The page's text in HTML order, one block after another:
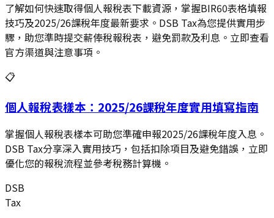
了解如何快速取得個人報稅表下載資源，掌握BIR60表格填報
技巧及2025/26課稅年度最新要求。DSB Tax為您提供實用步
驟，助您準時提交薪俸稅報稅表，避免罰款及利息。立即查看
官方渠道與注意事項。
📋
個人報稅表樣本：2025/26課稅年度實用填寫指南
掌握個人報稅表樣本可助您準確申報2025/26課稅年度入息。
DSB Tax分享深入實用技巧，包括扣除項目及避免錯誤，立即
優化您的報稅流程並參考稅務計算機。
DSB
Tax